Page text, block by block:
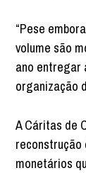
“Pese
volume são
ano entregar
organização
A Cáritas de
reconstrução
monetários